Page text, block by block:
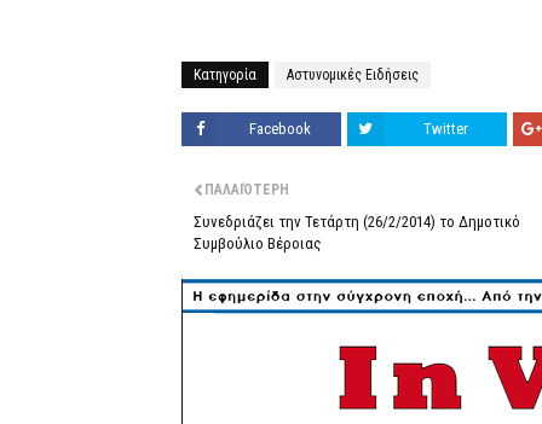
Κατηγορία Αστυνομικές Ειδήσεις
Facebook Twitter
ΠΑΛΑΙΌΤΕΡΗ
Συνεδριάζει την Τετάρτη (26/2/2014) το Δημοτικό
Συμβούλιο Βέροιας